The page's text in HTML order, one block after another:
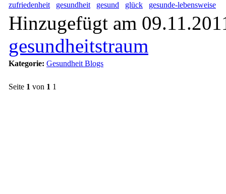
zufriedenheit gesundheit gesund glück gesunde-lebensweise
Hinzugefügt am
gesundheitstraum
Kategorie: Gesundheit Blogs
Seite 1 von 1 1